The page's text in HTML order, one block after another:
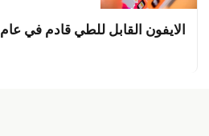
الايفون القابل للطي قادم في عام 2022